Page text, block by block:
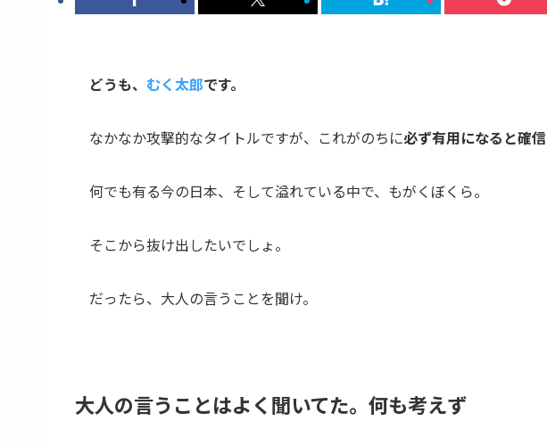
どうも、 むく太郎です。
なかなか攻撃的なタイトルですが、これがのちに必ず有用になると確信
何でも有る今の日本、そして溢れている中で、もがくぼくら。
そこから抜け出したいでしょ。
だったら、大人の言うことを聞け。
大人の言うことはよく聞いてた。何も考えず